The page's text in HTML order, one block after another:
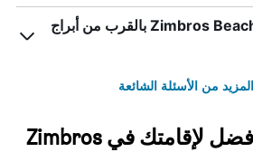
ما هو الفندق الجيد في Zimbros Beach بالقرب من أبراج
من الأسئلة الشائعة
اعثر على نتائج أفضل لإقامتك في Zimbros